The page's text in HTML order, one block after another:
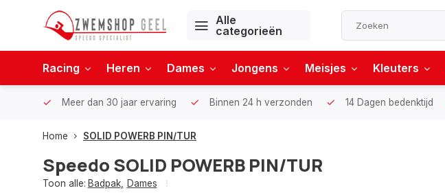
Alle
categorieën
Racing Heren Dames Jongens Meisjes Kleuters
Meer dan 30 jaar ervaring Binnen 24 h verzonden 14 Dagen bedenktijd
Home SOLID POWERB PIN/TUR
Speedo SOLID POWERB PIN/TUR
Toon alle: Badpak, Dames